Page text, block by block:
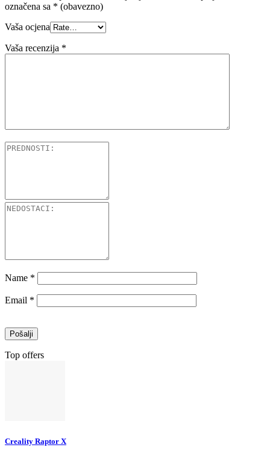
označena sa * (obavezno)
Vaša ocjena
Vaša recenzija *
Name *
Email *
Top offers
Creality Raptor X